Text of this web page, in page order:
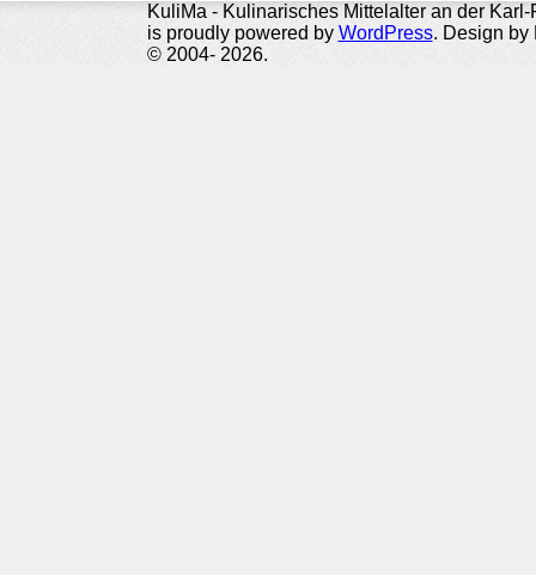
KuliMa - Kulinarisches Mittelalter an der
is proudly powered by WordPress. Design by
© 2004- 2026.